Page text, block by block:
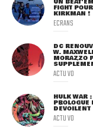
FIGHT
KIRKMAN !
ECRANS
DC
W.
MORAZZO
ACTU VO
HULK WAR
DÉVOILENT
ACTU VO